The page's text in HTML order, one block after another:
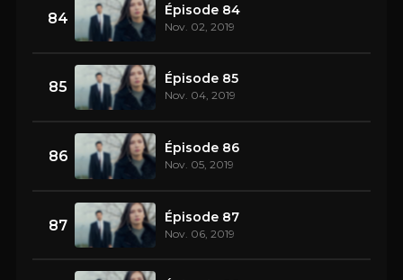
84 Épisode 84
Nov. 02, 2019
85 Épisode 85
Nov. 04, 2019
86 Épisode 86
Nov. 05, 2019
87 Épisode 87
Nov. 06, 2019